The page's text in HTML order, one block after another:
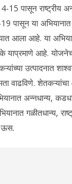
15 पासून राष्ट्रीय
पासून या अभियानात
आला आहे. या
आहे. योजनेचा
उत्पादनात
वाढविणे.
अन्नधान्य,
गळीतधान्य,
ऊस.